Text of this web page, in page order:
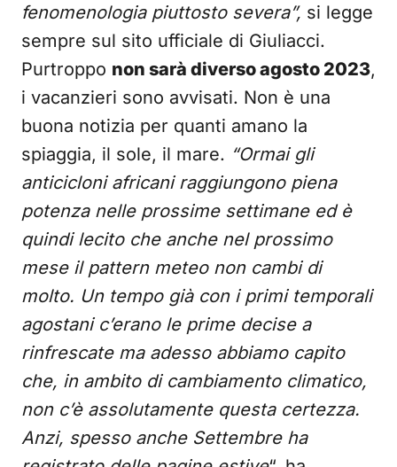
fenomenologia piuttosto severa”, si legge
sempre sul sito ufficiale di Giuliacci.
Purtroppo non sarà diverso agosto 2023,
i vacanzieri sono avvisati. Non è una
buona notizia per quanti amano la
spiaggia, il sole, il mare. “Ormai gli
anticicloni africani raggiungono piena
potenza nelle prossime settimane ed è
quindi lecito che anche nel prossimo
mese il pattern meteo non cambi di
molto. Un tempo già con i primi temporali
agostani c’erano le prime decise a
rinfrescate ma adesso abbiamo capito
che, in ambito di cambiamento climatico,
non c’è assolutamente questa certezza.
Anzi, spesso anche Settembre ha